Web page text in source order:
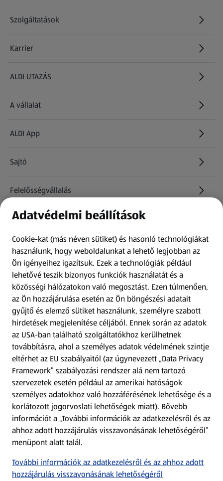
Szolgáltatások
Karrier
(új oldalon nyílik meg)
ALDI UTAZÁS
(új oldalon nyílik meg)
A vállalat
ALDI App
Sajtó
Felelősségvállalás
Információk
Kérdőív
Fizetési lehetőségek
ALDI utalványok
Árcsökkentés
Adattörlő alkalmazás
Szervizpont
(új oldalon nyílik meg)
Fedezz fel minket az interneten!
Töltsd le az ALDI Magyarország applikációt!
Adatvédelmi beállítások
Cookie-kat (más néven sütiket) és hasonló technológiákat
használunk, hogy weboldalunkat a lehető legjobban az
Ön igényeihez igazítsuk. Ezek a technológiák például
lehetővé teszik bizonyos funkciók használatát és a
közösségi hálózatokon való megosztást. Ezen túlmenően,
az Ön hozzájárulása esetén az Ön böngészési adatait
gyűjtő és elemző sütiket használunk, személyre szabott
hirdetések megjelenítése céljából. Ennek során az adatok
az USA-ban található szolgáltatókhoz kerülhetnek
továbbításra, ahol a személyes adatok védelmének szintje
eltérhet az EU szabályaitól (az úgynevezett „Data Privacy
Framework” szabályozási rendszer alá nem tartozó
szervezetek esetén például az amerikai hatóságok
személyes adatokhoz való hozzáférésének lehetősége és a
korlátozott jogorvoslati lehetőségek miatt). Bővebb
információt a „További információk az adatkezelésről és az
ahhoz adott hozzájárulás visszavonásának lehetőségéről”
menüpont alatt talál.
További információk az adatkezelésről és az ahhoz adott
hozzájárulás visszavonásának lehetőségéről